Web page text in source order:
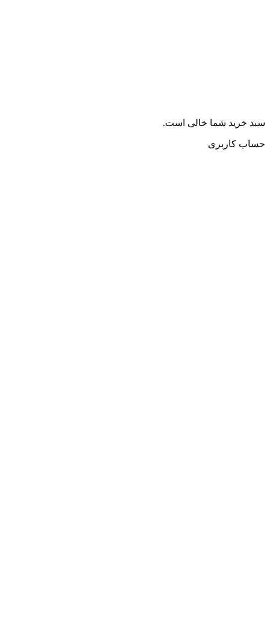
سبد خرید شما خالی است.
حساب کاربری